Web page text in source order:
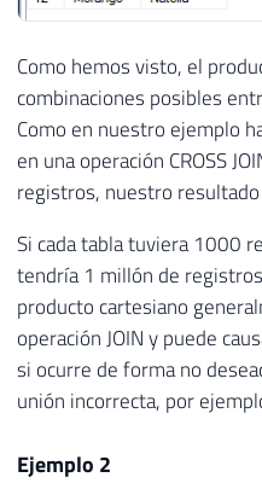
Como hemos visto, el
combinaciones posibles
Como en nuestro ejemplo
en una operación CROSS
registros, nuestro
Si cada tabla tuviera 1000
tendría 1 millón de
producto cartesiano
operación JOIN y puede
si ocurre de forma no
unión incorrecta, por
Ejemplo 2